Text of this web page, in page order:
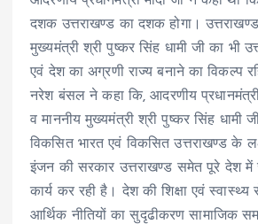
दशक उत्तराखण्ड का दशक होगा।
मुख्यमंत्री श्री पुष्कर सिंह धामी जी का भी
एवं देश का अग्रणी राज्य बनाने का विकल्प
नरेश बंसल ने कहा कि, आदरणीय प्रधानमंत्री
व माननीय मुख्यमंत्री श्री पुष्कर सिंह
विकसित भारत एवं विकसित उत्तराखण्ड के
इंजन की सरकार उत्तराखण्ड समेत पूरे देश
कार्य कर रही है। देश की शिक्षा एवं
आर्थिक नीतियों का सुदृढीकरण सामाजिक